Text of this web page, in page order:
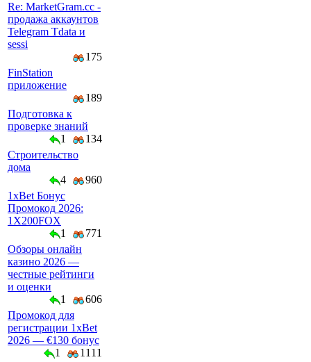
Re: MarketGram.cc -
продажа аккаунтов
Telegram Tdata и
sessi
175
FinStation
приложение
189
Подготовка к
проверке знаний
1
134
Строительство
дома
4
960
1xBet Бонус
Промокод 2026:
1X200FOX
1
771
Обзоры онлайн
казино 2026 —
честные рейтинги
и оценки
1
606
Промокод для
регистрации 1xBet
2026 — €130 бонус
1
1111